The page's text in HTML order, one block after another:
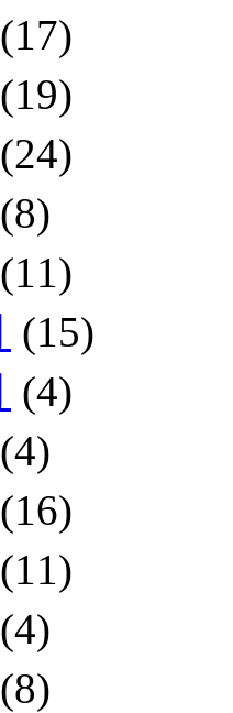
(17)
(19)
(24)
(8)
(11)
(15)
(4)
(4)
(16)
(11)
(4)
(8)